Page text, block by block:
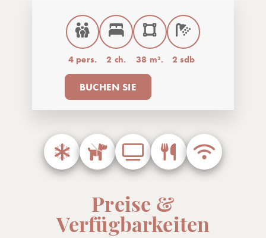
4 pers. 2 ch. 38 m². 2 sdb
BUCHEN SIE
Preise &
Verfügbarkeiten